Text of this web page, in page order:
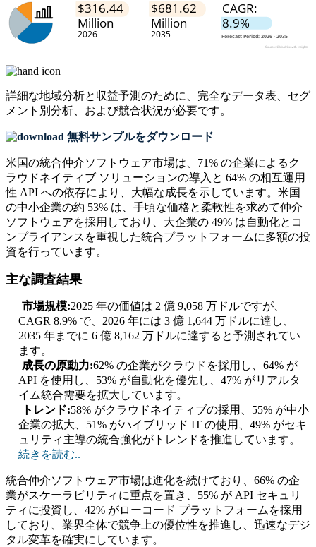
詳細な地域分析と収益予測のために、 完全なデータ表、セグ
メント別分析、および競合状況が必要です。
無料サンプルをダウンロード
米国の統合仲介ソフトウェア市場は、71% の企業によるク
ラウドネイティブ ソリューションの導入と 64% の相互運用
性 API への依存により、大幅な成長を示しています。米国
の中小企業の約 53% は、手頃な価格と柔軟性を求めて仲介
ソフトウェアを採用しており、大企業の 49% は自動化とコ
ンプライアンスを重視した統合プラットフォームに多額の投
資を行っています。
主な調査結果
市場規模:2025 年の価値は 2 億 9,058 万ドルですが、
CAGR 8.9% で、2026 年には 3 億 1,644 万ドルに達し、
2035 年までに 6 億 8,162 万ドルに達すると予測されてい
ます。
成長の原動力:62% の企業がクラウドを採用し、64% が
API を使用し、53% が自動化を優先し、47% がリアルタ
イム統合需要を拡大しています。
トレンド:58% がクラウドネイティブの採用、55% が中小
企業の拡大、51% がハイブリッド IT の使用、49% がセキ
ュリティ主導の統合強化がトレンドを推進しています。
続きを読む..
統合仲介ソフトウェア市場は進化を続けており、66% の企
業がスケーラビリティに重点を置き、55% が API セキュリ
ティに投資し、42% がローコード プラットフォームを採用
しており、業界全体で競争上の優位性を推進し、迅速なデジ
タル変革を確実にしています。